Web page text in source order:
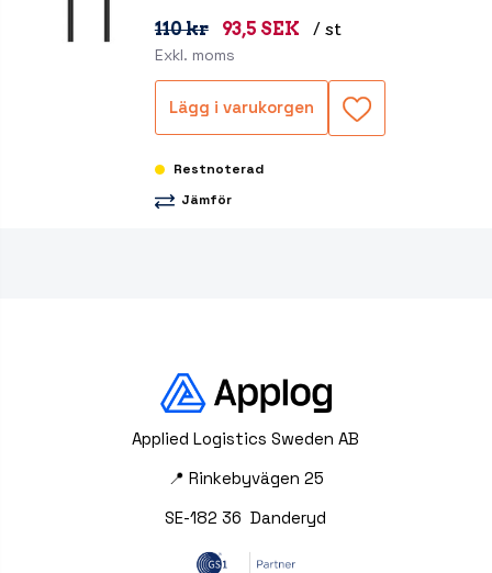
110 kr 93,5 SEK / st
Exkl. moms
Lägg i varukorgen
Restnoterad
Jämför
Applied Logistics Sweden AB
📍 Rinkebyvägen 25
SE-182 36 Danderyd